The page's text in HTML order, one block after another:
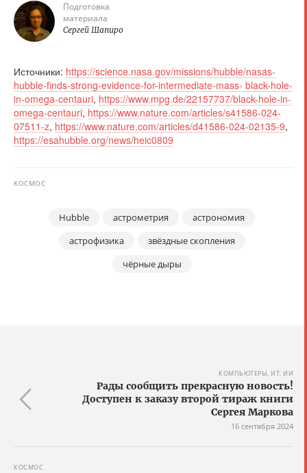
Подготовка
материала
Сергей Шапиро
Источники: https://science.nasa.gov/missions/hubble/nasas-
hubble-finds-strong-evidence-for-intermediate-mass- black-hole-
in-omega-centauri, https://www.mpg.de/22157737/black-hole-in-
omega-centauri, https://www.nature.com/articles/s41586-024-
07511-z, https://www.nature.com/articles/d41586-024-02135-9,
https://esahubble.org/news/heic0809
КОСМОС
Hubble астрометрия
астрономия
астрофизика
звёздные скопления
чёрные дыры
КОМПЬЮТЕРЫ, ИТ, ИИ
Рады сообщить прекрасную новость!
Доступен к заказу второй тираж книги
Сергея Маркова
16 сентября 2024
КОСМОС